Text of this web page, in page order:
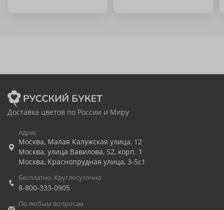
Доставка цветов по России и Миру
Адрес
Москва, Малая Калужская улица, 12
Москва, улица Вавилова, 52, корп. 1
Москва, Краснопрудная улица, 3-5с1
Бесплатно. Круглосуточно
8-800-333-0905
По любым вопросам